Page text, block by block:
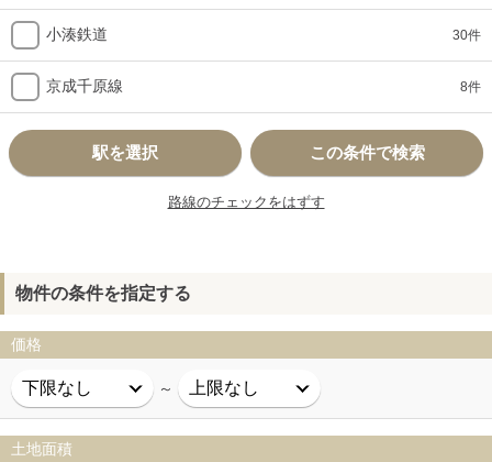
小湊鉄道 30件
京成千原線 8件
駅を選択 この条件で検索
路線のチェックをはずす
物件の条件を指定する
価格
～
土地面積